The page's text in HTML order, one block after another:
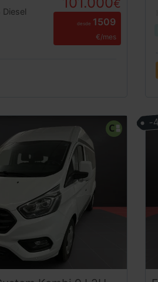
Diesel
€
desde 1509
€/mes
-